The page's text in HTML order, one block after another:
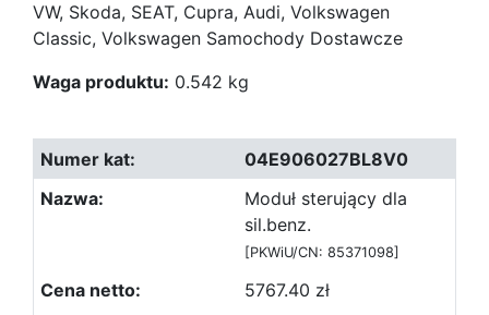
VW, Skoda, SEAT, Cupra, Audi, Volkswagen
Classic, Volkswagen Samochody Dostawcze
Waga produktu: 0.542 kg
04E906027BL8V0
Moduł sterujący dla
sil.benz.
[PKWiU/CN: 85371098]
5767.40 zł